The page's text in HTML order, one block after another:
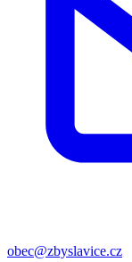
obec@zbyslavice.cz